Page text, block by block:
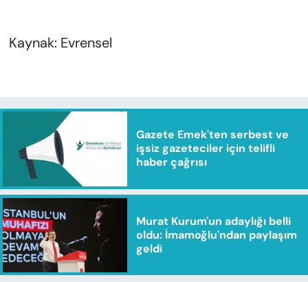
Kaynak: Evrensel
Gazete Emek'ten serbest ve
işsiz gazeteciler için telifli
haber çağrısı
Murat Kurum'un adaylığı belli
oldu: İmamoğlu'ndan paylaşım
geldi